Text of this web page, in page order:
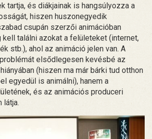
tartja, és diákjainak is hangsúlyozza a
hiszen huszonegyedik
csupán szerzői animációban
kell találni azokat a felületeket (internet,
stb.), ahol az animáció jelen van. A
elsődlegesen kevésbé az
(hiszen ma már bárki tud otthon
egyedül is animálni), hanem a
és az animációs produceri
látja.